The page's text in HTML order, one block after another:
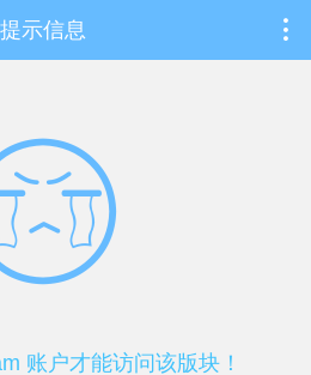
提示信息
账户才能访问该版块！